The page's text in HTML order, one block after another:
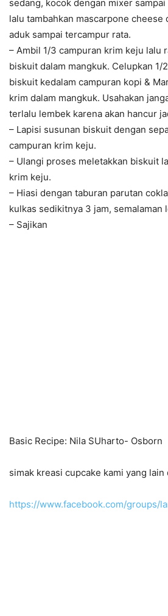
sedang, kocok dengan mixer
lalu tambahkan mascarpone cheese
aduk sampai tercampur rata.
– Ambil 1/3 campuran krim keju lalu
biskuit dalam mangkuk. Celupkan 1/
biskuit kedalam campuran kopi &
krim dalam mangkuk. Usahakan
terlalu lembek karena akan hancur
– Lapisi susunan biskuit dengan
campuran krim keju.
– Ulangi proses meletakkan biskuit
krim keju.
– Hiasi dengan taburan parutan
kulkas sedikitnya 3 jam, semalaman
– Sajikan
Basic Recipe: Nila SUharto- Osborn
simak kreasi cupcake kami yang lain
https://www.facebook.com/groups/